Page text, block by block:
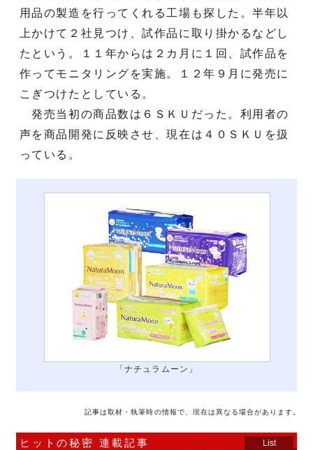
用品の製造を行ってくれる工場も探した。半年以
上かけて２社見つけ、試作品に取り掛かるなどし
たという。１１年からは２カ月に１回、試作品を
作ってモニタリングを実施。１２年９月に発売に
こぎつけたとしている。
発売当初の商品数は６ＳＫＵだった。利用者の
声を商品開発に反映させ、現在は４０ＳＫＵを扱
っている。
「ナチュラムーン」
記事は取材・執筆時の情報で、現在は異なる場合があります。
ヒットの秘密 連載記事 List